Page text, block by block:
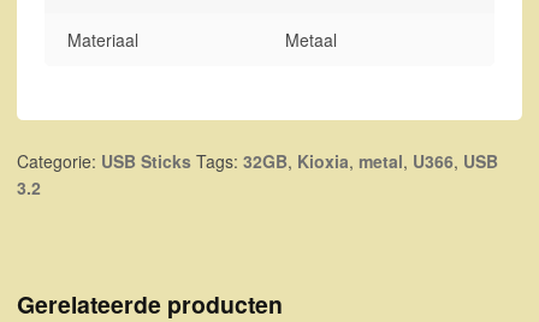
Materiaal Metaal
Categorie: USB Sticks Tags: 32GB, Kioxia, metal, U366, USB
3.2
Gerelateerde producten